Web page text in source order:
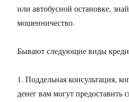
или автобусной остановке,
мошенничество.
Бывают следующие виды
1. Поддельная консультация,
денег вам могут предоставить